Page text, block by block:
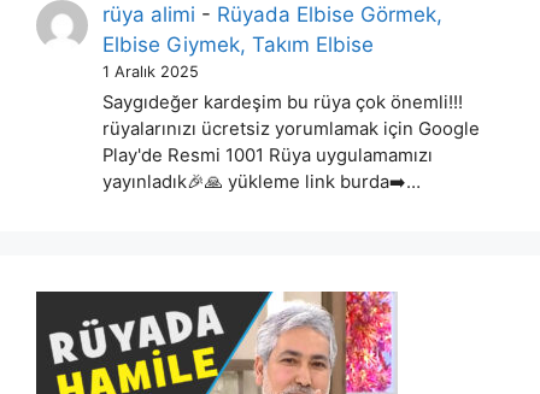
rüya alimi - Rüyada Elbise Görmek,
Elbise Giymek, Takım Elbise
1 Aralık 2025
Saygıdeğer kardeşim bu rüya çok önemli!!!
rüyalarınızı ücretsiz yorumlamak için Google
Play'de Resmi 1001 Rüya uygulamamızı
yayınladık🎉🙏 yükleme link burda➡️…